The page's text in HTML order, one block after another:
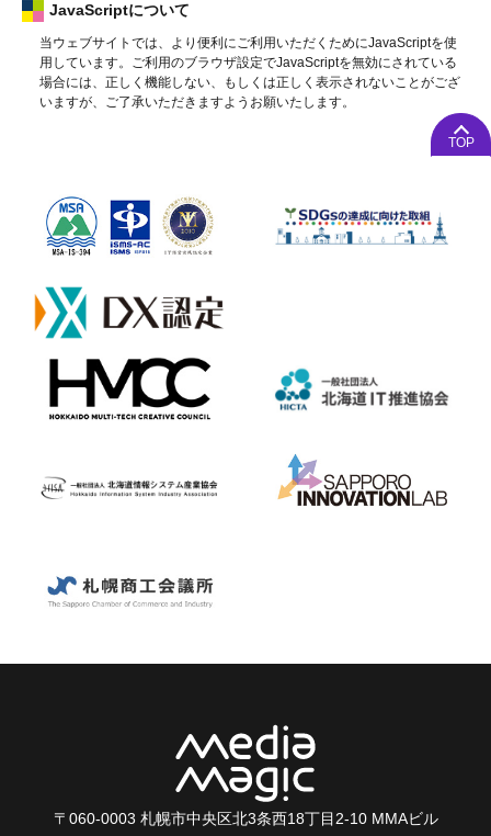
JavaScriptについて
当ウェブサイトでは、より便利にご利用いただくためにJavaScriptを使
用しています。ご利用のブラウザ設定でJavaScriptを無効にされている
場合には、正しく機能しない、もしくは正しく表示されないことがござ
いますが、ご了承いただきますようお願いたします。
TOP
〒060-0003 札幌市中央区北3条西18丁目2-10 MMAビル